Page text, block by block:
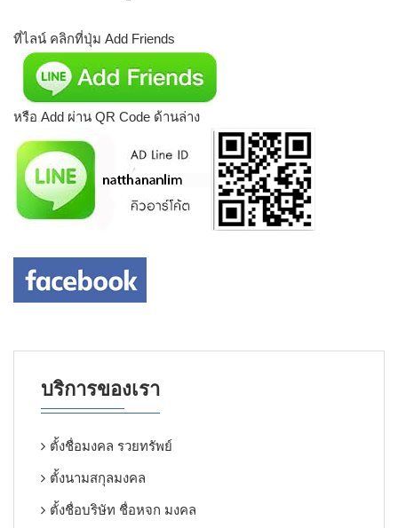
ที่ไลน์ คลิกที่ปุ่ม Add Friends
หรือ Add ผ่าน QR Code ด้านล่าง
บริการของเรา
ตั้งชื่อมงคล รวยทรัพย์
ตั้งนามสกุลมงคล
ตั้งชื่อบริษัท ชื่อหจก มงคล